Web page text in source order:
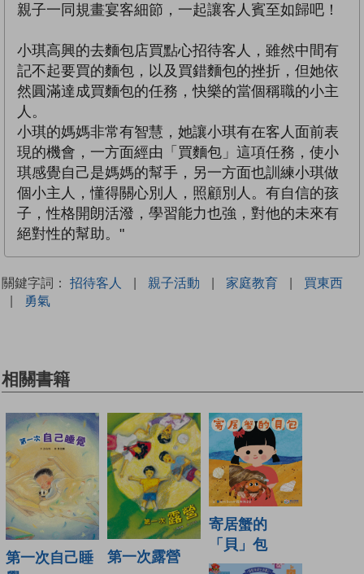
親子一同規畫宴客細節，一起讓客人賓至如歸吧！
小琪高興的去麵包店買點心招待客人，雖然中間有
記不起要買的麵包，以及買錯麵包的挫折，但她依
然圓滿達成買麵包的任務，快樂的當個稱職的小主
人。
小琪的媽媽非常有智慧，她讓小琪有在客人面前表
現的機會，一方面經由「買麵包」這項任務，使小
琪感覺自己是媽媽的幫手，另一方面也訓練小琪做
個小主人，懂得關心別人，照顧別人。有自信的孩
子，性格開朗活潑，學習能力也強，對他的未來有
絕對性的幫助。"
關鍵字詞： 招待客人 | 親子活動 | 家庭教育 |
買東西
|
勇氣
相關書籍
第一次自己睡
第一次露營
寄居蟹的
「貝」包